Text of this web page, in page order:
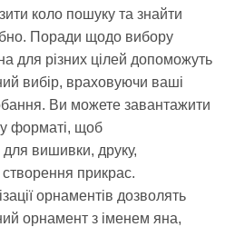
коло пошуку та знайти
Поради щодо вибору
для різних цілей допоможуть
вибір, враховуючи ваші
Ви можете завантажити
форматі, щоб
для вишивки, друку,
прикрас.
орнаментів дозволять
орнамент з іменем яна,